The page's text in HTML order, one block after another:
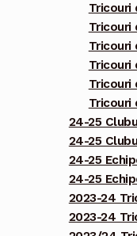
Tricouri
Tricouri
Tricouri
Tricouri
Tricouri
24-25
24-25
24-25
24-25
2023-24
2023-24